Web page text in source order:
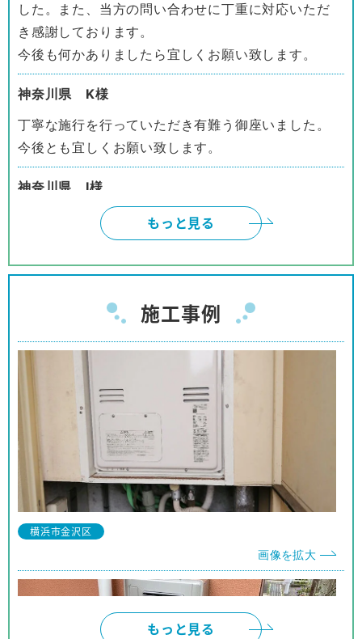
した。また、当方の問い合わせに丁重に対応いただ
き感謝しております。
今後も何かありましたら宜しくお願い致します。
神奈川県 K様
丁寧な施行を行っていただき有難う御座いました。
今後とも宜しくお願い致します。
神奈川県 I様
インターネットは、頼みにくいと、思っておりまし
たが、御社のように対応して頂けると、有り難いで
す。本当に有り難うございました。
神奈川県 W様
注文、施工まで安心してお取り引きが出来ました。
商品購入の予定の友人、親戚等に紹介をしても良い
と思っております。
神奈川県 I様
事前の対応から工事に至るまでほぼパーフェクトな
対応でした。
対応も押し付けがましくなく、工事の方も親切で、
他の人にも安心して推薦できます。
もっと見る
施工事例
横浜市金沢区
画像を拡大
もっと見る